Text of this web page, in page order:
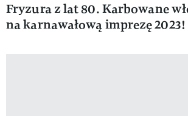
Fryzura z lat 80. Karbowane
na karnawałową imprezę 2023!